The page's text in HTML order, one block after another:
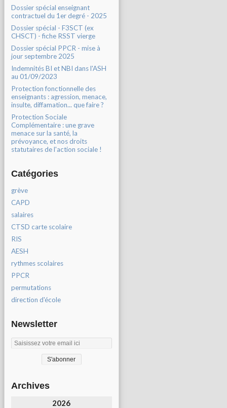
Dossier spécial enseignant
contractuel du 1er degré - 2025
Dossier spécial - F3SCT (ex
CHSCT) - fiche RSST vierge
Dossier spécial PPCR - mise à
jour septembre 2025
Indemnités BI et NBI dans l'ASH
au 01/09/2023
Protection fonctionnelle des
enseignants : agression, menace,
insulte, diffamation... que faire ?
Protection Sociale
Complémentaire : une grave
menace sur la santé, la
prévoyance, et nos droits
statutaires de l'action sociale !
Catégories
grève
CAPD
salaires
CTSD carte scolaire
RIS
AESH
rythmes scolaires
PPCR
permutations
direction d'école
Newsletter
Archives
2026